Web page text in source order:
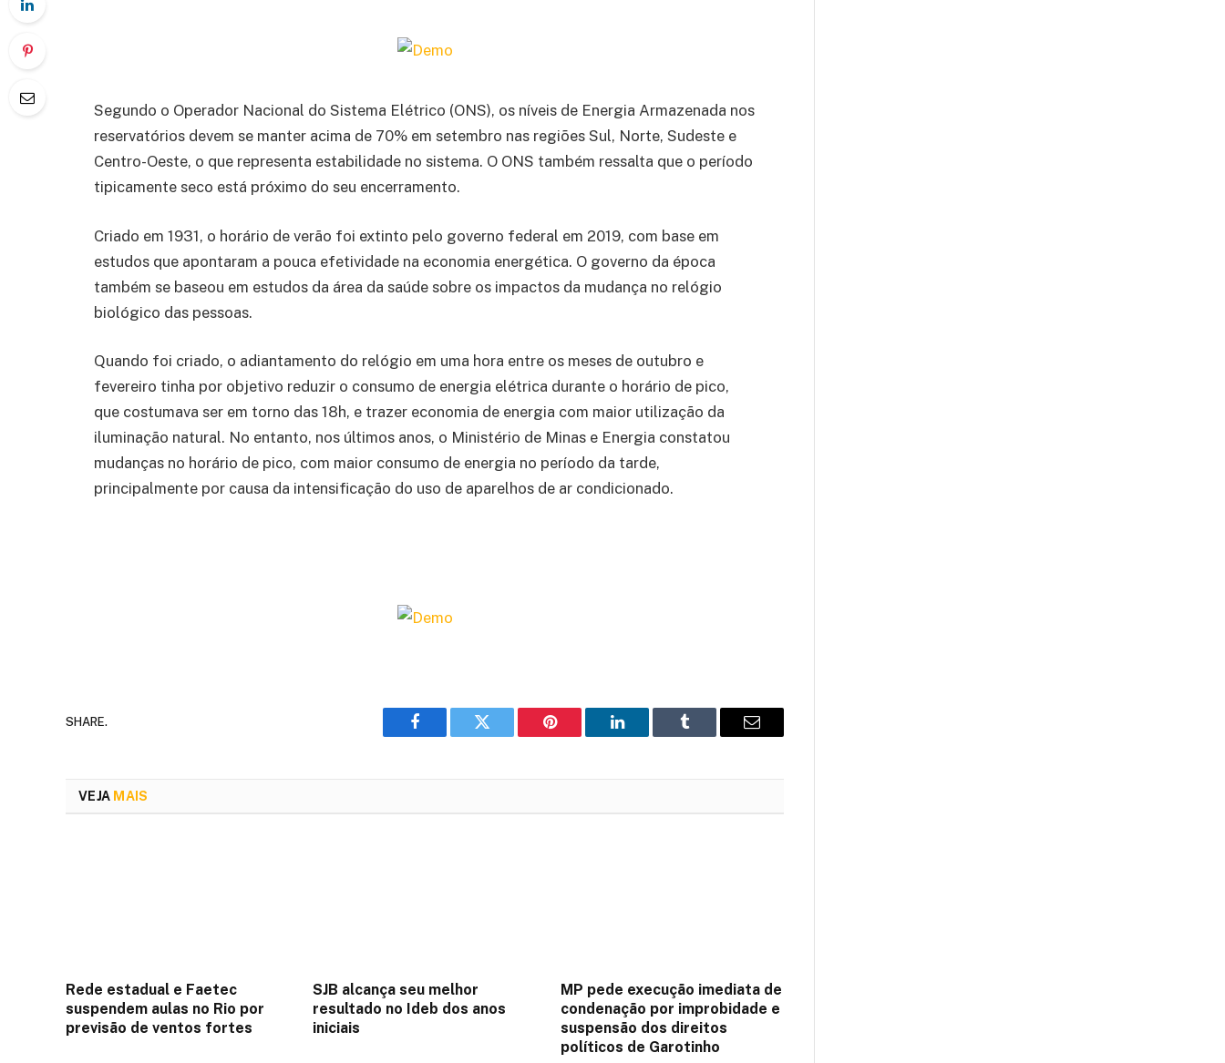
Segundo o Operador Nacional do Sistema Elétrico (ONS), os níveis de Energia Armazenada nos
reservatórios devem se manter acima de 70% em setembro nas regiões Sul, Norte, Sudeste e
Centro-Oeste, o que representa estabilidade no sistema. O ONS também ressalta que o período
tipicamente seco está próximo do seu encerramento.
Criado em 1931, o horário de verão foi extinto pelo governo federal em 2019, com base em
estudos que apontaram a pouca efetividade na economia energética. O governo da época
também se baseou em estudos da área da saúde sobre os impactos da mudança no relógio
biológico das pessoas.
Quando foi criado, o adiantamento do relógio em uma hora entre os meses de outubro e
fevereiro tinha por objetivo reduzir o consumo de energia elétrica durante o horário de pico,
que costumava ser em torno das 18h, e trazer economia de energia com maior utilização da
iluminação natural. No entanto, nos últimos anos, o Ministério de Minas e Energia constatou
mudanças no horário de pico, com maior consumo de energia no período da tarde,
principalmente por causa da intensificação do uso de aparelhos de ar condicionado.
SHARE.
Facebook Twitter Pinterest LinkedIn Tumblr Email
VEJA MAIS
Rede estadual e Faetec
suspendem aulas no Rio por
previsão de ventos fortes
SJB alcança seu melhor
resultado no Ideb dos anos
iniciais
MP pede execução imediata de
condenação por improbidade e
suspensão dos direitos
políticos de Garotinho